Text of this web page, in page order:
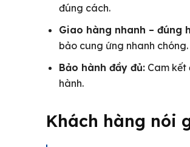
đúng cách.
Giao hàng nhanh – đúng
bảo cung ứng nhanh chóng.
Bảo hành đầy đủ: Cam
hành.
Khách hàng nói